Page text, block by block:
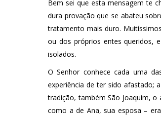
Bem sei que esta mensagem te
dura provação que se abateu
tratamento mais duro.
ou dos próprios entes queridos,
isolados.
O Senhor conhece cada uma
experiência de ter sido afastado;
tradição, também São Joaquim, o
como a de Ana, sua esposa –